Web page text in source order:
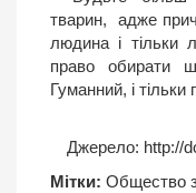
тварин, адже
людина і тільки
право обирати
Гуманний, і тільки
Джерело: http://
Мітки: Общество